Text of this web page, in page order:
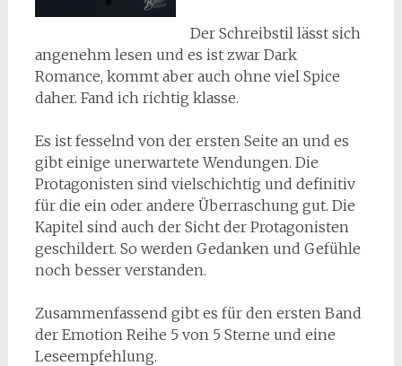
Der Schreibstil lässt sich
angenehm lesen und es ist zwar Dark
Romance, kommt aber auch ohne viel Spice
daher. Fand ich richtig klasse.
Es ist fesselnd von der ersten Seite an und es
gibt einige unerwartete Wendungen. Die
Protagonisten sind vielschichtig und definitiv
für die ein oder andere Überraschung gut. Die
Kapitel sind auch der Sicht der Protagonisten
geschildert. So werden Gedanken und Gefühle
noch besser verstanden.
Zusammenfassend gibt es für den ersten Band
der Emotion Reihe 5 von 5 Sterne und eine
Leseempfehlung.